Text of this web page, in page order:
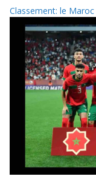
Classement: le